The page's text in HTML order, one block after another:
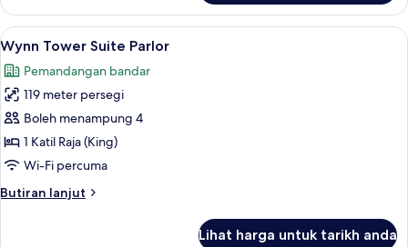
Panoramic
View
King
Lihat
semua
foto
untuk
Wynn
Tower
Suite
Peralatan tempat tidur premium,
4
Wynn Tower Suite Parlor
Pemandangan bandar
119 meter persegi
Boleh menampung 4
1 Katil Raja (King)
Wi-Fi percuma
Butiran lanjut
Butiran
Lihat harga untuk tarikh anda